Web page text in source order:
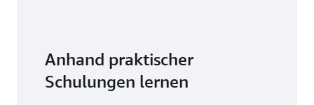
Anhand praktischer
Schulungen lernen